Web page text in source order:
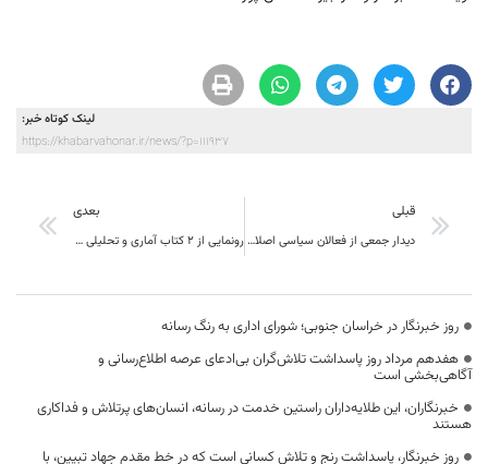
لینک کوتاه خبر:
https://khabarvahonar.ir/news/?p=111937
قبلی
دیدار جمعی از فعالان سیاسی اصلاح‌طلب و اصحاب رسانه‌ خراسان جنوبی با خانواده شهید رضا اورادی
بعدی
رونمایی از 2 کتاب آماری و تحلیلی راهبردی برای توسعه خراسان جنوبی
روز خبرنگار در خراسان جنوبی؛ شورای اداری به رنگ رسانه
هفدهم مرداد روز پاسداشت تلاش‌گران بی‌ادعای عرصه اطلاع‌رسانی و
آگاهی‌بخشی است
خبرنگاران، این طلایه‌داران راستین خدمت در رسانه، انسان‌های پرتلاش و فداکاری
هستند
روز خبرنگار، پاسداشت رنج و تلاش کسانی است که در خط مقدم جهاد تبیین، با